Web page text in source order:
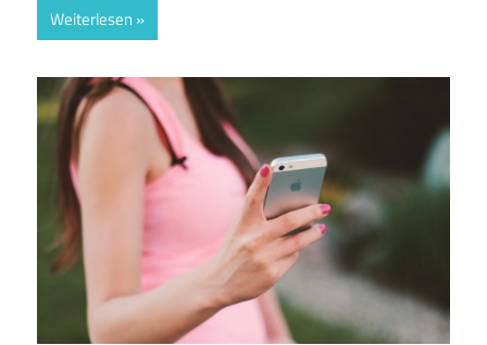
Weiterlesen